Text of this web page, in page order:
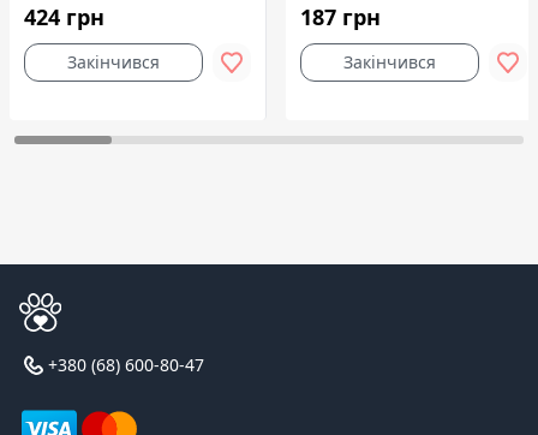
424 грн
Закінчився
187 грн
Закінчився
+380 (68) 600-80-47